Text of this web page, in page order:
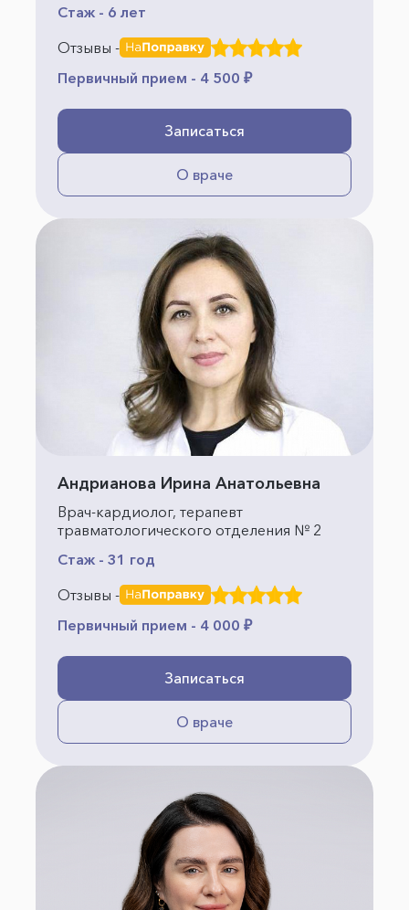
Стаж - 6 лет
Отзывы -
Первичный прием - 4 500 ₽
Записаться
О враче
Андрианова Ирина Анатольевна
Врач-кардиолог, терапевт
травматологического отделения № 2
Стаж - 31 год
Отзывы -
Первичный прием - 4 000 ₽
Записаться
О враче